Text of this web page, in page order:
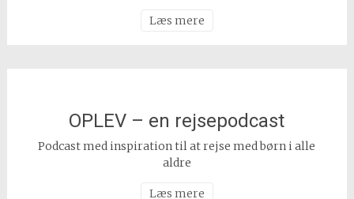
Læs mere
OPLEV – en rejsepodcast
Podcast med inspiration til at rejse med børn i alle
aldre
Læs mere